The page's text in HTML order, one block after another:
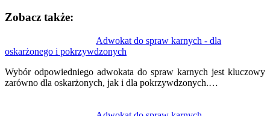
Zobacz także:
Adwokat do spraw karnych - dla
oskarżonego i pokrzywdzonych
Wybór odpowiedniego adwokata do spraw karnych jest kluczowy
zarówno dla oskarżonych, jak i dla pokrzywdzonych.…
wpisu